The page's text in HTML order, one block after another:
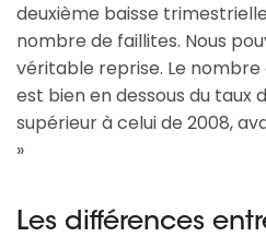
deuxième baisse
nombre de faillites. Nous
véritable reprise. Le nombre
est bien en dessous du taux
supérieur à celui de 2008,
»
Les différences